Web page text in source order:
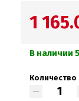
1
В наличии
Количество